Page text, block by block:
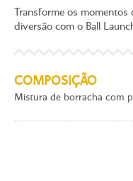
Transforme os momentos
diversão com o Ball
COMPOSIÇÃO
Mistura de borracha com